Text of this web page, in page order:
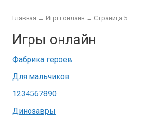
Главная → Игры онлайн → Страница 5
Игры онлайн
Фабрика героев
Для мальчиков
1234567890
Динозавры